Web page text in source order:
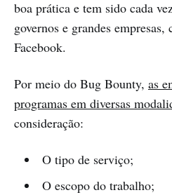
boa prática e tem sido cada
governos e grandes
Facebook.
Por meio do Bug Bounty, as
programas em diversas
consideração:
O tipo de serviço;
O escopo do trabalho;